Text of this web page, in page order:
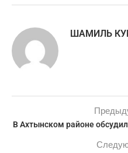
ШАМИЛЬ
В Ахтынском районе